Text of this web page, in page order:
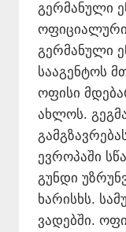
გერმანული
ოფიციალური
გერმანული
სააგენტოს
ოფისი
ახლოს.
ევროპაში
გუნდი
ხარისხს.
ვადებში.